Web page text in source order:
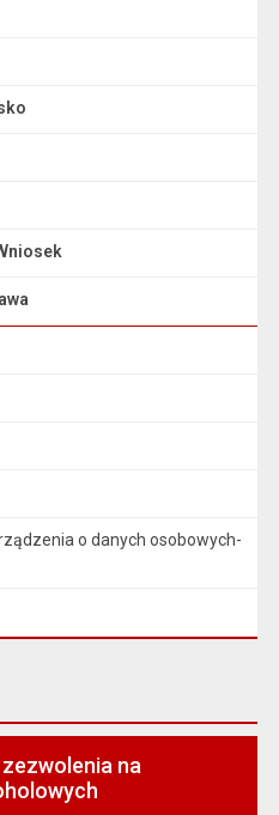
o danych osobowych-
na